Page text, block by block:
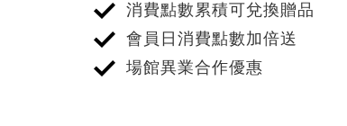
消費點數累積可兌換贈品
會員日消費點數加倍送
場館異業合作優惠